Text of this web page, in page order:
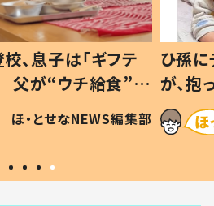
、息子は「ギフテ
父が“ウチ給食”を
由とは #令和の親
ほ・とせなNEWS編集部
ひ孫
が、
「涙が
い」